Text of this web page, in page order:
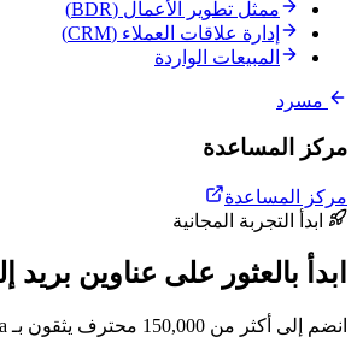
ممثل تطوير الأعمال (BDR)
إدارة علاقات العملاء (CRM)
المبيعات الواردة
مسرد
مركز المساعدة
مركز المساعدة
ابدأ التجربة المجانية
ابدأ بالعثور على عناوين بريد
انضم إلى أكثر من 150,000 محترف يثقون بـ Tomba للحصول على بيانات اتصال دقيقة. بدون بطاقة ائتمان.